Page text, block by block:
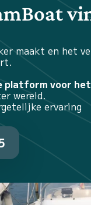
maakt en het
voor
wereld.
ervaring